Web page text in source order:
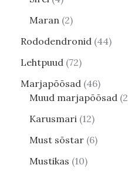
Maran 2
Rododendronid 44
Lehtpuud 72
Marjapõõsad 46
Muud marjapõõsad 2
Karusmari 12
Must sõstar 6
Mustikas 10